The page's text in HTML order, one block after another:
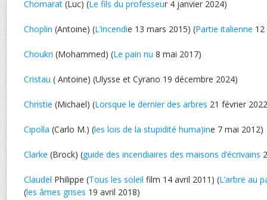
Chomarat (Luc) (Le fils du professeur 4 janvier 2024)
Choplin (Antoine) (L’incendie 13 mars 2015) (Partie italienne
Choukri (Mohammed) (Le pain nu 8 mai 2017)
Cristau ( Antoine) (Ulysse et Cyrano 19 décembre 2024)
Christie (Michael) (Lorsque le dernier des arbres 21 février
Cipolla (Carlo M.) (les lois de la stupidité huma)ine 7 mai 2012)
Clarke (Brock) (guide des incendiaires des maisons d’écrivains
Claudel Philippe (Tous les soleil film 14 avril 2011) (L’arbre au
(les âmes grises 19 avril 2018)